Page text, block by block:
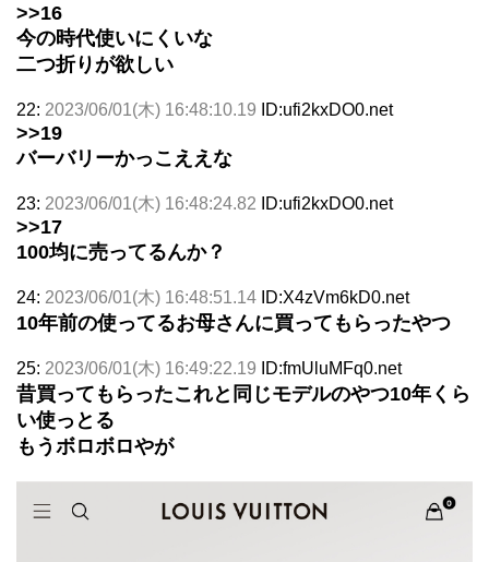
>>16
今の時代使いにくいな
二つ折りが欲しい
22: 2023/06/01(木) 16:48:10.19 ID:ufi2kxDO0.net
>>19
バーバリーかっこええな
23: 2023/06/01(木) 16:48:24.82 ID:ufi2kxDO0.net
>>17
100均に売ってるんか？
24: 2023/06/01(木) 16:48:51.14 ID:X4zVm6kD0.net
10年前の使ってるお母さんに買ってもらったやつ
25: 2023/06/01(木) 16:49:22.19 ID:fmUluMFq0.net
昔買ってもらったこれと同じモデルのやつ10年くら
い使っとる
もうボロボロやが